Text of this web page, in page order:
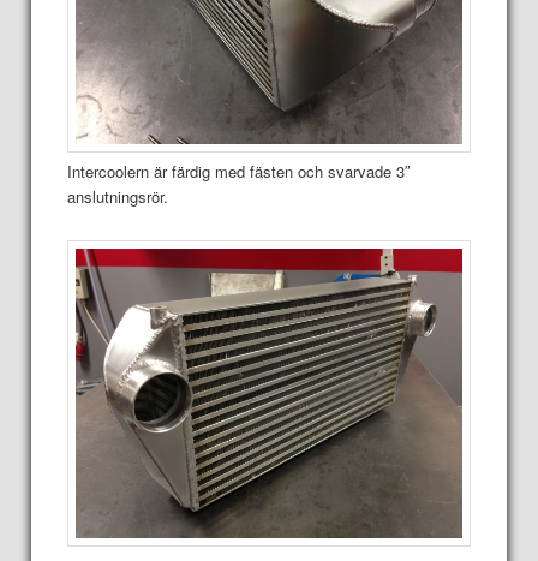
Intercoolern är färdig med fästen och svarvade 3″
anslutningsrör.